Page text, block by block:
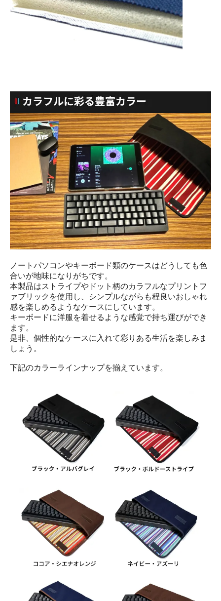
ノートパソコンやキーボード類のケースはどうしても色
合いが地味になりがちです。
本製品はストライプやドット柄のカラフルなプリントフ
ァブリックを使用し、シンプルながらも程良いおしゃれ
感を楽しめるようなケースにしています。
キーボードに洋服を着せるような感覚で持ち運びができ
ます。
是非、個性的なケースに入れて彩りある生活を楽しみま
しょう。
下記のカラーラインナップを揃えています。